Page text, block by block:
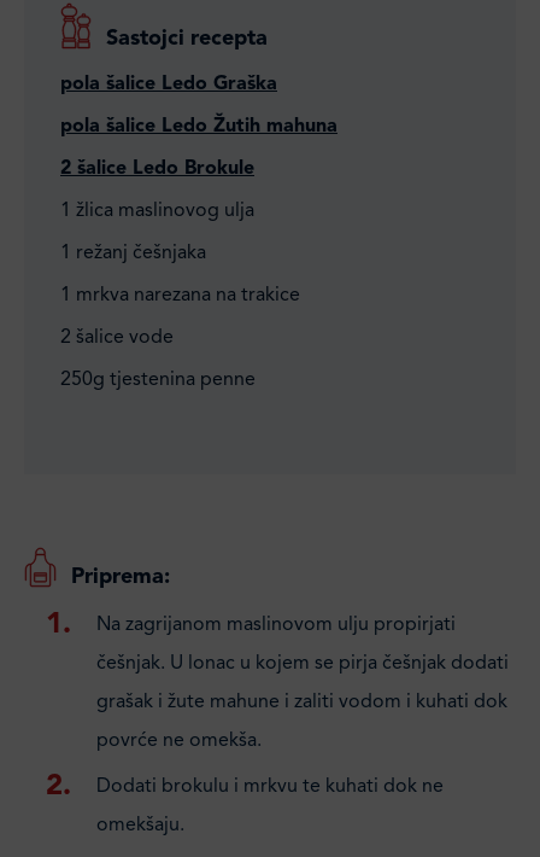
Sastojci recepta
pola šalice Ledo Graška
pola šalice Ledo Žutih mahuna
2 šalice Ledo Brokule
1 žlica maslinovog ulja
1 režanj češnjaka
1 mrkva narezana na trakice
2 šalice vode
250g tjestenina penne
Priprema:
Na zagrijanom maslinovom ulju propirjati
češnjak. U lonac u kojem se pirja češnjak dodati
grašak i žute mahune i zaliti vodom i kuhati dok
povrće ne omekša.
Dodati brokulu i mrkvu te kuhati dok ne
omekšaju.